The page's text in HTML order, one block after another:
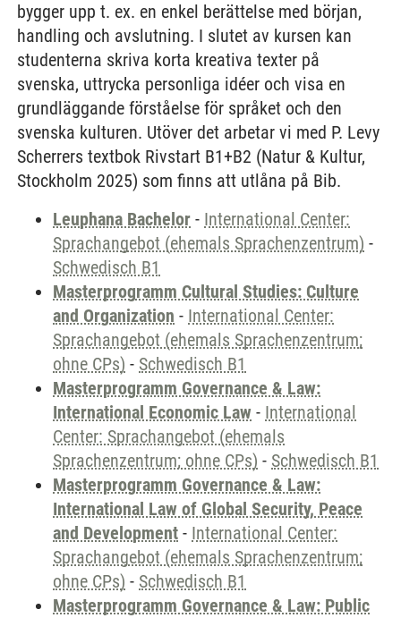
bygger upp t. ex. en enkel berättelse med början,
handling och avslutning. I slutet av kursen kan
studenterna skriva korta kreativa texter på
svenska, uttrycka personliga idéer och visa en
grundläggande förståelse för språket och den
svenska kulturen. Utöver det arbetar vi med P. Levy
Scherrers textbok Rivstart B1+B2 (Natur & Kultur,
Stockholm 2025) som finns att utlåna på Bib.
Leuphana Bachelor - International Center:
Sprachangebot (ehemals Sprachenzentrum) -
Schwedisch B1
Masterprogramm Cultural Studies: Culture
and Organization - International Center:
Sprachangebot (ehemals Sprachenzentrum;
ohne CPs) - Schwedisch B1
Masterprogramm Governance & Law:
International Economic Law - International
Center: Sprachangebot (ehemals
Sprachenzentrum; ohne CPs) - Schwedisch B1
Masterprogramm Governance & Law:
International Law of Global Security, Peace
and Development - International Center:
Sprachangebot (ehemals Sprachenzentrum;
ohne CPs) - Schwedisch B1
Masterprogramm Governance & Law: Public